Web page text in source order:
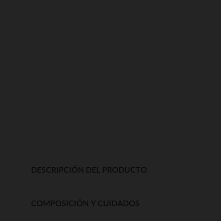
DESCRIPCIÓN DEL PRODUCTO
COMPOSICIÓN Y CUIDADOS